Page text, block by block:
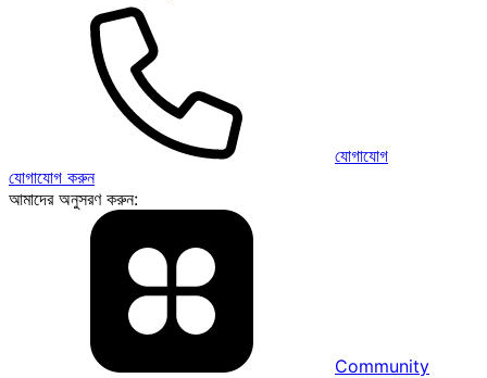
যোগাযোগ
যোগাযোগ করুন
আমাদের অনুসরণ করুন:
Community